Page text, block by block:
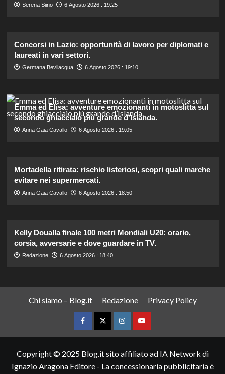
Serena Siino 6 Agosto 2026 : 19:25
Concorsi in Lazio: opportunità di lavoro per diplomati e
laureati in vari settori.
Germana Bevilacqua 6 Agosto 2026 : 19:10
Emma ed Elisa: avventure emozionanti in motoslitta sul
secondo ghiacciaio più grande d’Islanda.
Anna Gaia Cavallo 6 Agosto 2026 : 19:05
Mortadella ritirata: rischio listeriosi, scopri quali marche
evitare nei supermercati.
Anna Gaia Cavallo 6 Agosto 2026 : 18:50
Kelly Doualla finale 100 metri Mondiali U20: orario,
corsia, avversarie e dove guardare in TV.
Redazione 6 Agosto 2026 : 18:40
Chi siamo – Blog.it Redazione Privacy Policy
FacebookTwitterInstagramYouTube
Copyright © 2025 Blog.it sito affiliato ad IA Network di
Ignazio Aragona Editore - La concessionaria pubblicitaria è